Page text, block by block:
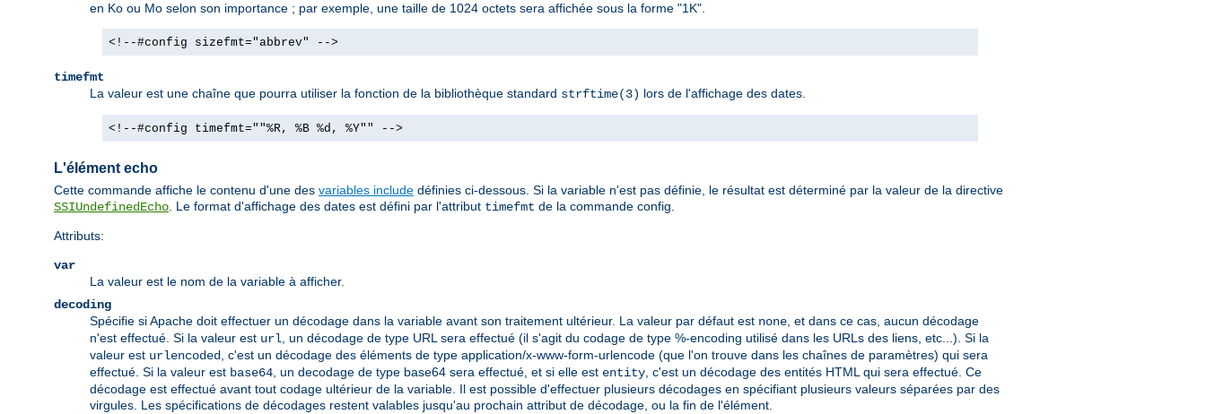
en Ko ou Mo selon son importance ; par exemple, une taille de 1024 octets sera affichée sous la forme "1K".
<!--#config sizefmt="abbrev" -->
timefmt
La valeur est une chaîne que pourra utiliser la fonction de la bibliothèque standard strftime(3) lors de l'affichage des dates.
<!--#config timefmt=""%R, %B %d, %Y"" -->
L'élément echo
Cette commande affiche le contenu d'une des variables include définies ci-dessous. Si la variable n'est pas définie, le résultat est déterminé par la valeur de la directive
SSIUndefinedEcho . Le format d'affichage des dates est défini par l'attribut timefmt de la commande config.
Attributs:
var
La valeur est le nom de la variable à afficher.
decoding
Spécifie si Apache doit effectuer un décodage dans la variable avant son traitement ultérieur. La valeur par défaut est none , et dans ce cas, aucun décodage
n'est effectué. Si la valeur est url , un décodage de type URL sera effectué (il s'agit du codage de type %-encoding utilisé dans les URLs des liens, etc...). Si la
valeur est urlencoded
, c'est un décodage des éléments de type application/x-www-form-urlencode (que l'on trouve dans les chaînes de paramètres) qui sera
effectué. Si la valeur est base64 , un decodage de type base64 sera effectué, et si elle est entity , c'est un décodage des entités HTML qui sera effectué. Ce
décodage est effectué avant tout codage ultérieur de la variable. Il est possible d'effectuer plusieurs décodages en spécifiant plusieurs valeurs séparées par des
virgules. Les spécifications de décodages restent valables jusqu'au prochain attribut de décodage, ou la fin de l'élément.